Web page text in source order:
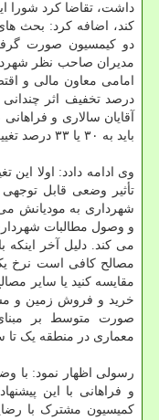
کند، اضافه کرد: بحث
دو کیمسیون صورت
مدیران صاحب نظر
درصد تخفیف اثر
باید به ۳۰ یا ۳۳ درصد تغییر کند.
وی ادامه دادد: اولا این
تأثیر وضعی قابل
شهرداری به مودیانش می
و وصول مطالبات
می کند. دلیل آخر اینکه
مقایسه کنید یا سایر
خرید و فروش زمین و
صورت متوسط بر
معماری در منطقه یک تا سه زیر ۱.۲ و در تهران زیر
رسولی اظهار نمود: با
و فراهانی با این
کمیسیون مشترک با